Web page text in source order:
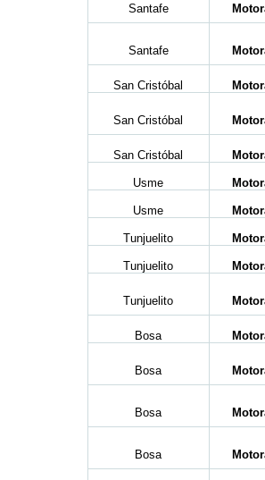
Santafe
Santafe
San Cristóbal
San Cristóbal
San Cristóbal
Usme
Usme
Tunjuelito
Tunjuelito
Tunjuelito
Bosa
Bosa
Bosa
Bosa